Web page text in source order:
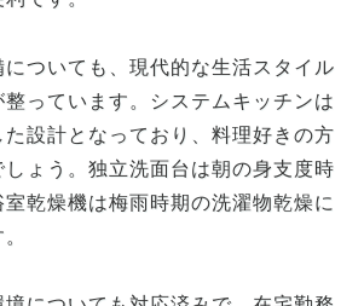
ついても、現代的な生活スタイル
っています。システムキッチンは
設計となっており、料理好きの方
ょう。独立洗面台は朝の身支度時
乾燥機は梅雨時期の洗濯物乾燥に